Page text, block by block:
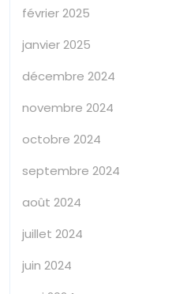
février 2025
janvier 2025
décembre 2024
novembre 2024
octobre 2024
septembre 2024
août 2024
juillet 2024
juin 2024